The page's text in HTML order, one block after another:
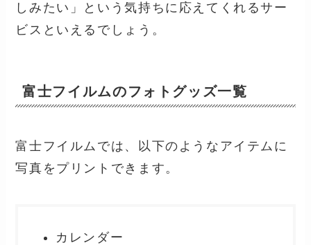
しみたい」という気持ちに応えてくれるサー
ビスといえるでしょう。
富士フイルムのフォトグッズ一覧
富士フイルムでは、以下のようなアイテムに
写真をプリントできます。
カレンダー